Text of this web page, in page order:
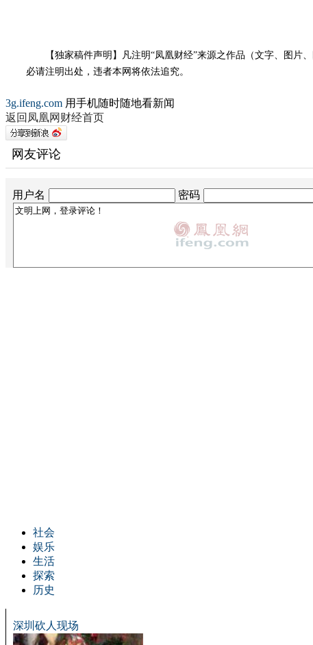
【独家稿件声明】凡注明“凤凰财经”来源之作品（文字、图
必请注明出处，违者本网将依法追究。
3g.ifeng.com 用手机随时随地看新闻
返回凤凰网财经首页
网友评论
用户名 密码
社会
娱乐
生活
探索
历史
深圳砍人现场